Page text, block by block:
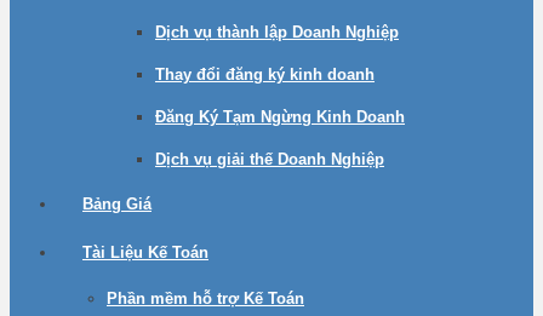
Dịch vụ thành lập Doanh Nghiệp
Thay đổi đăng ký kinh doanh
Đăng Ký Tạm Ngừng Kinh Doanh
Dịch vụ giải thế Doanh Nghiệp
Bảng Giá
Tài Liệu Kế Toán
Phần mềm hỗ trợ Kế Toán